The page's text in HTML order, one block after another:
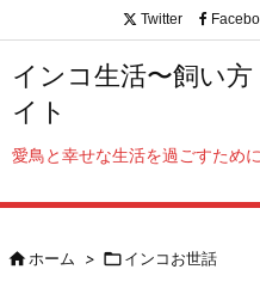
インコ生活〜飼い方
イト
愛鳥と幸せな生活を過ごすために
Twitter
ホーム > インコお世話